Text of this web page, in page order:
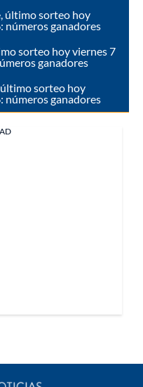
último sorteo hoy
números ganadores
sorteo hoy viernes 7
ganadores
sorteo hoy
números ganadores